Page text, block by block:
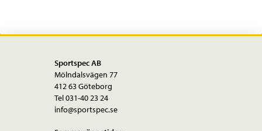
Sportspec AB
Mölndalsvägen 77
412 63 Göteborg
Tel 031-40 23 24
info@sportspec.se